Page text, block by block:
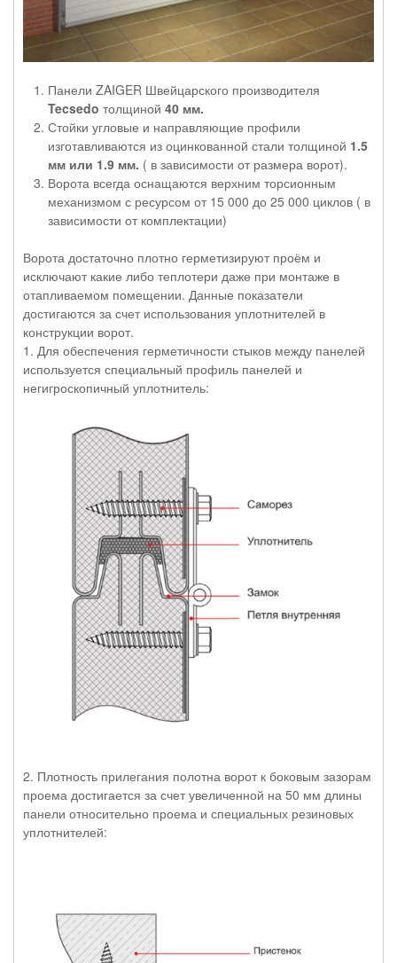
Панели ZAIGER Швейцарского производителя
Tecsedo толщиной 40 мм.
Стойки угловые и направляющие профили
изготавливаются из оцинкованной стали толщиной 1.5
мм или 1.9 мм. ( в зависимости от размера ворот).
Ворота всегда оснащаются верхним торсионным
механизмом с ресурсом от 15 000 до 25 000 циклов ( в
зависимости от комплектации)
Ворота достаточно плотно герметизируют проём и
исключают какие либо теплотери даже при монтаже в
отапливаемом помещении. Данные показатели
достигаются за счет использования уплотнителей в
конструкции ворот.
1. Для обеспечения герметичности стыков между панелей
используется специальный профиль панелей и
негигроскопичный уплотнитель:
2. Плотность прилегания полотна ворот к боковым зазорам
проема достигается за счет увеличенной на 50 мм длины
панели относительно проема и специальных резиновых
уплотнителей: